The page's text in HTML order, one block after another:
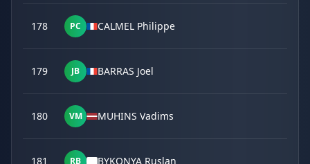
178 PC CALMEL Philippe
179 JB BARRAS Joel
180 VM MUHINS Vadims
181 RB BYKONYA Ruslan